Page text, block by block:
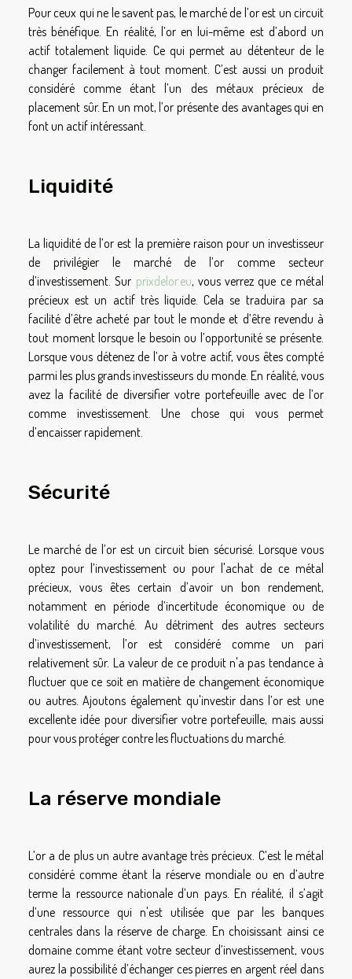
Pour ceux qui ne le savent pas, le marché de l’or est un circuit
très bénéfique. En réalité, l’or en lui-même est d’abord un
actif totalement liquide. Ce qui permet au détenteur de le
changer facilement à tout moment. C’est aussi un produit
considéré comme étant l’un des métaux précieux de
placement sûr. En un mot, l’or présente des avantages qui en
font un actif intéressant.
Liquidité
La liquidité de l’or est la première raison pour un investisseur
de privilégier le marché de l’or comme secteur
d’investissement. Sur prixdelor.eu, vous verrez que ce métal
précieux est un actif très liquide. Cela se traduira par sa
facilité d’être acheté par tout le monde et d’être revendu à
tout moment lorsque le besoin ou l’opportunité se présente.
Lorsque vous détenez de l’or à votre actif, vous êtes compté
parmi les plus grands investisseurs du monde. En réalité, vous
avez la facilité de diversifier votre portefeuille avec de l’or
comme investissement. Une chose qui vous permet
d’encaisser rapidement.
Sécurité
Le marché de l’or est un circuit bien sécurisé. Lorsque vous
optez pour l’investissement ou pour l'achat de ce métal
précieux, vous êtes certain d’avoir un bon rendement,
notamment en période d’incertitude économique ou de
volatilité du marché. Au détriment des autres secteurs
d’investissement, l’or est considéré comme un pari
relativement sûr. La valeur de ce produit n'a pas tendance à
fluctuer que ce soit en matière de changement économique
ou autres. Ajoutons également qu'investir dans l’or est une
excellente idée pour diversifier votre portefeuille, mais aussi
pour vous protéger contre les fluctuations du marché.
La réserve mondiale
L’or a de plus un autre avantage très précieux. C’est le métal
considéré comme étant la réserve mondiale ou en d’autre
terme la ressource nationale d’un pays. En réalité, il s’agit
d’une ressource qui n'est utilisée que par les banques
centrales dans la réserve de charge. En choisissant ainsi ce
domaine comme étant votre secteur d’investissement, vous
aurez la possibilité d’échanger ces pierres en argent réel dans